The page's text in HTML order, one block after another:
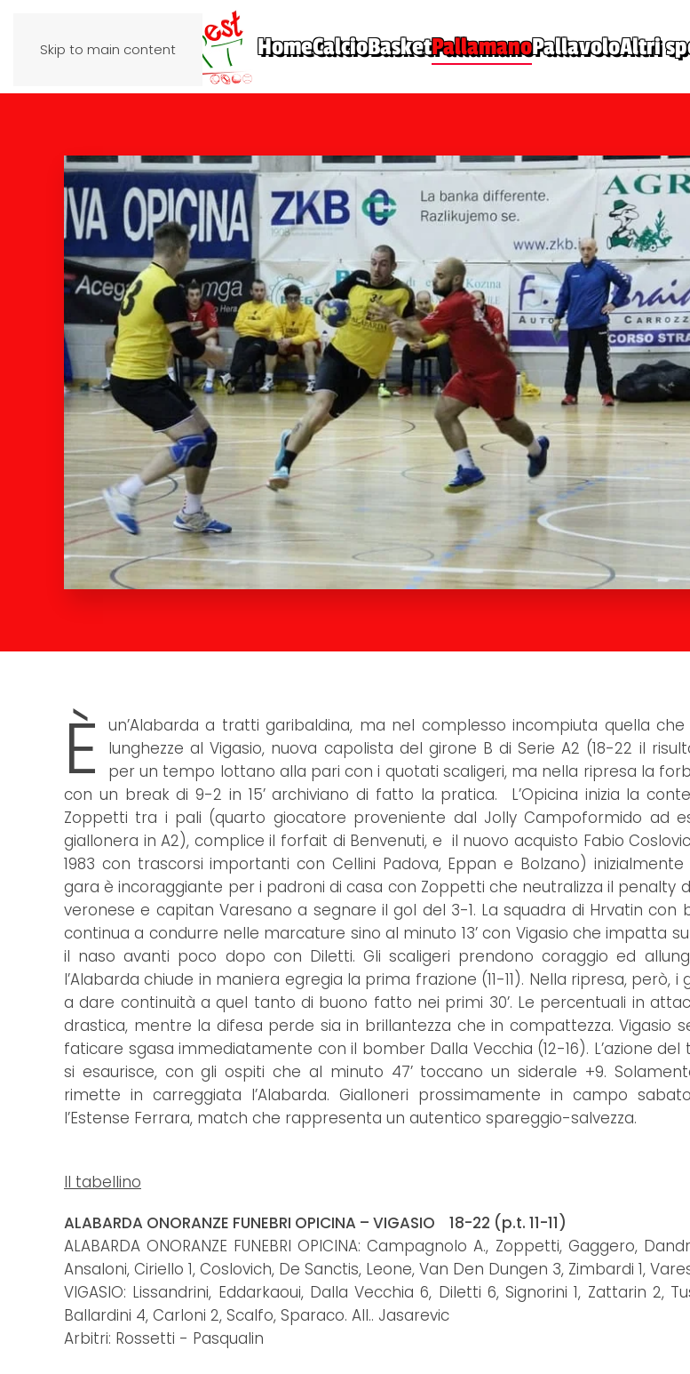
Skip to main content HomeCalcioBasketPallamanoPallavoloAltri
È
un’Alabarda a tratti garibaldina, ma nel complesso incompiuta quella
lunghezze al Vigasio, nuova capolista del girone B di Serie A2 (18-22 il
per un tempo lottano alla pari con i quotati scaligeri, ma nella ripresa la
con un break di 9-2 in 15’ archiviano di fatto la pratica. L’Opicina inizia la
Zoppetti tra i pali (quarto giocatore proveniente dal Jolly Campoformido ad
giallonera in A2), complice il forfait di Benvenuti, e il nuovo acquisto Fabio
1983 con trascorsi importanti con Cellini Padova, Eppan e Bolzano) inizialmente
gara è incoraggiante per i padroni di casa con Zoppetti che neutralizza il penalty
veronese e capitan Varesano a segnare il gol del 3-1. La squadra di Hrvatin con
continua a condurre nelle marcature sino al minuto 13’ con Vigasio che impatta
il naso avanti poco dopo con Diletti. Gli scaligeri prendono coraggio ed
l’Alabarda chiude in maniera egregia la prima frazione (11-11). Nella ripresa, però,
a dare continuità a quel tanto di buono fatto nei primi 30’. Le percentuali in
drastica, mentre la difesa perde sia in brillantezza che in compattezza. Vigasio
faticare sgasa immediatamente con il bomber Dalla Vecchia (12-16). L’azione
si esaurisce, con gli ospiti che al minuto 47’ toccano un siderale +9.
rimette in carreggiata l’Alabarda. Gialloneri prossimamente in campo
l’Estense Ferrara, match che rappresenta un autentico spareggio-salvezza.
Il tabellino
ALABARDA ONORANZE FUNEBRI OPICINA – VIGASIO 18-22 (p.t. 11-11)
ALABARDA ONORANZE FUNEBRI OPICINA: Campagnolo A., Zoppetti, Gaggero,
Ansaloni, Ciriello 1, Coslovich, De Sanctis, Leone, Van Den Dungen 3, Zimbardi 1,
VIGASIO: Lissandrini, Eddarkaoui, Dalla Vecchia 6, Diletti 6, Signorini 1, Zattarin 2,
Ballardini 4, Carloni 2, Scalfo, Sparaco. All.. Jasarevic
Arbitri: Rossetti - Pasqualin